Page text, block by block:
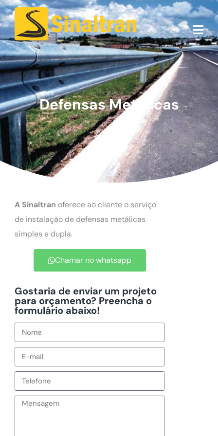
Defensas Metálicas
A Sinaltran oferece ao cliente o serviço
de instalação de defensas metálicas
simples e dupla.
Chamar no whatsapp
Gostaria de enviar um projeto
para orçamento? Preencha o
formulário abaixo!